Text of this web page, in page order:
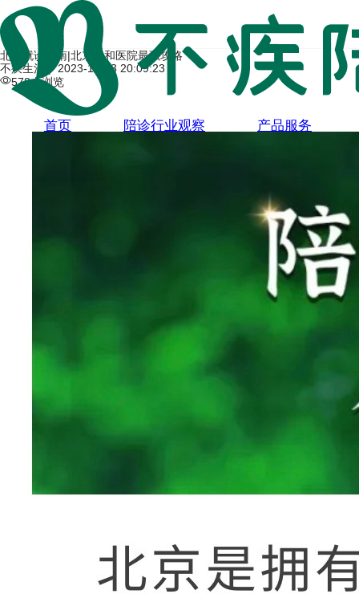
首页 陪诊行业观察 产品服务
北京就诊指南|北京协和医院最强攻略
不疾生活 |2023-12-23 20:09:23
578人浏览